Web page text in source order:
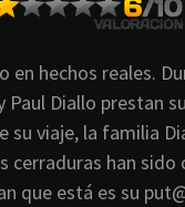
en hechos reales.
Paul Diallo prestan
su viaje, la familia
cerraduras han sido
que está es su